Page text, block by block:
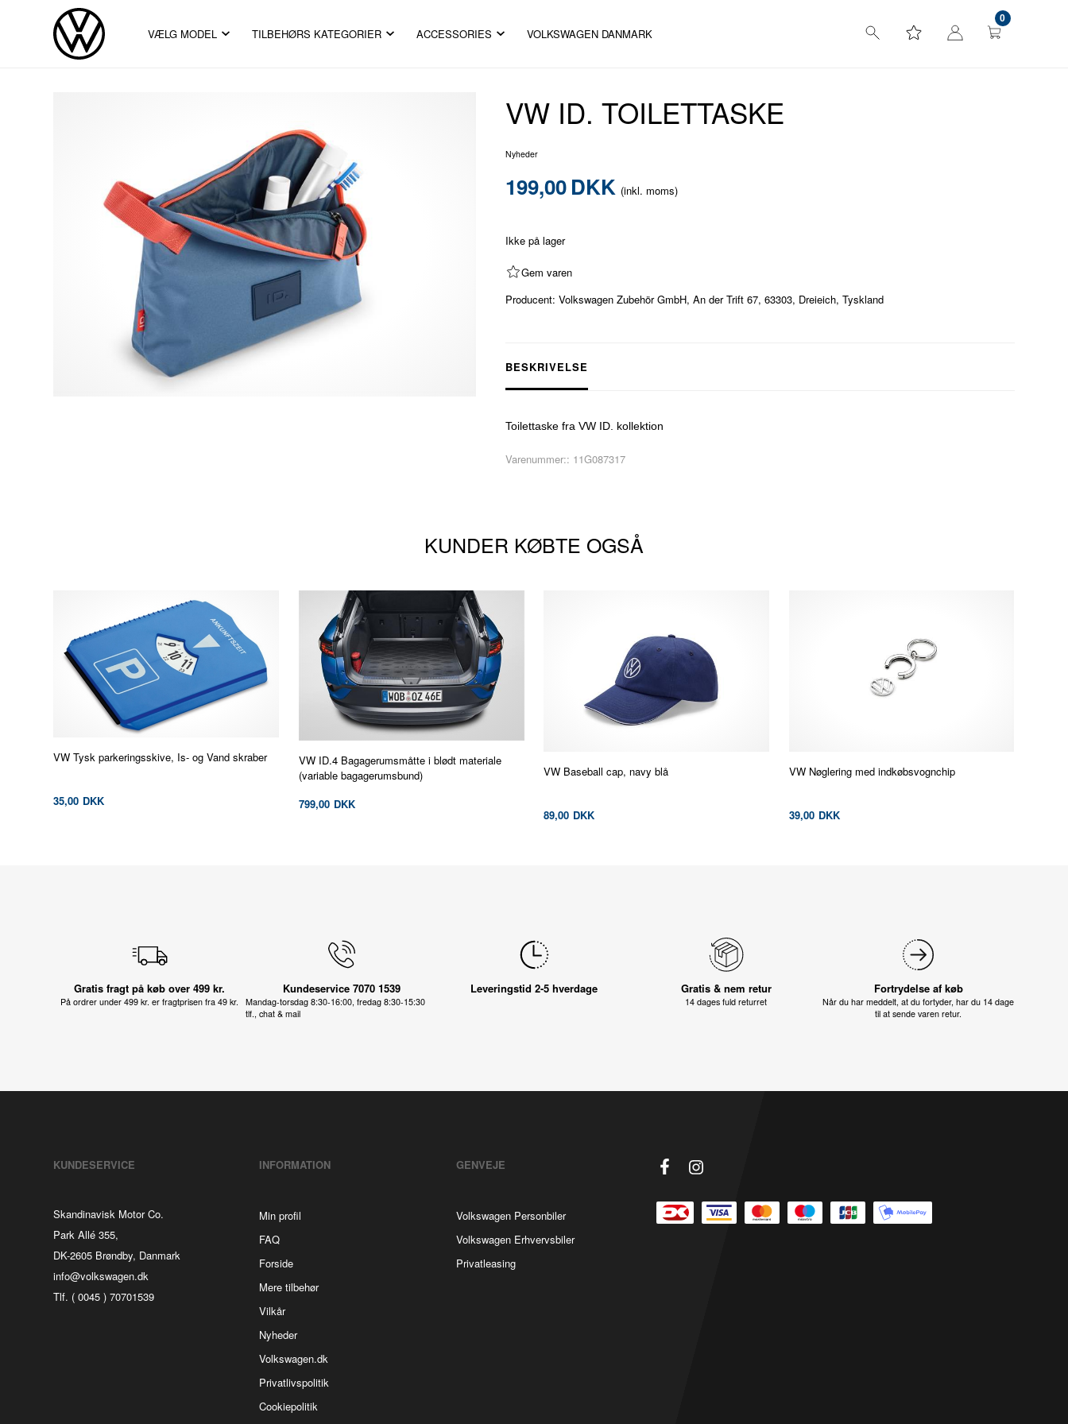
VÆLG MODEL TILBEHØRS KATEGORIER ACCESSORIES VOLKSWAGEN DANMARK
0
VW ID. TOILETTASKE
Nyheder
199,00DKK (inkl. moms)
Ikke på lager
Gem varen
Producent: Volkswagen Zubehör GmbH, An der Trift 67, 63303, Dreieich, Tyskland
BESKRIVELSE
Toilettaske fra VW ID. kollektion
Varenummer:: 11G087317
KUNDER KØBTE OGSÅ
VW Tysk parkeringsskive, Is- og Vand skraber
35,00 DKK
VW ID.4 Bagagerumsmåtte i blødt materiale
(variable bagagerumsbund)
799,00 DKK
VW Baseball cap, navy blå
89,00 DKK
VW Nøglering med indkøbsvognchip
39,00 DKK
Gratis fragt på køb over 499 kr.
På ordrer under 499 kr. er fragtprisen fra 49 kr.
Kundeservice 7070 1539
Mandag-torsdag 8:30-16:00, fredag 8:30-15:30
tlf., chat & mail
Leveringstid 2-5 hverdage Gratis & nem retur
14 dages fuld returret
Fortrydelse af køb
Når du har meddelt, at du fortyder, har du 14 dage
til at sende varen retur.
KUNDESERVICE
Skandinavisk Motor Co.
Park Allé 355,
DK-2605 Brøndby, Danmark
info@volkswagen.dk
Tlf. ( 0045 ) 70701539
INFORMATION
Min profil
FAQ
Forside
Mere tilbehør
Vilkår
Nyheder
Volkswagen.dk
Privatlivspolitik
Cookiepolitik
GENVEJE
Volkswagen Personbiler
Volkswagen Erhvervsbiler
Privatleasing